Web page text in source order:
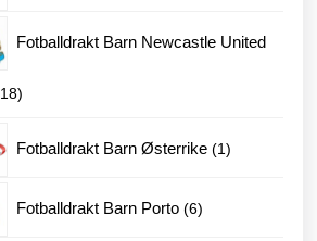
Fotballdrakt Barn Newcastle United
1818
produkter
Fotballdrakt Barn Østerrike 11
Fotballdrakt Barn Porto 66